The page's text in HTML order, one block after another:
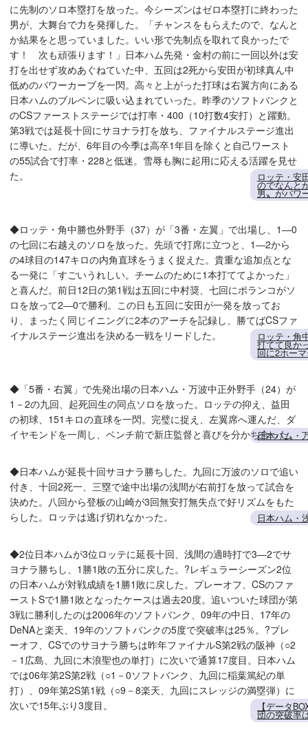
に先制のソロ本塁打を放った。今シーズンはゼロ本塁打に終わった
男が、大舞台で力を発揮した。「チャンスをもらえたので、なんと
か結果をと思っていました。いい形で先制点を取れて良かったで
す！ 次も頑張ります！」日本ハム先発・金村の前に一回以外は安
打を出せず攻めあぐねていた中、五回は2死から安田が初球真ん中
低めのパワーカーブを一閃。高々と上がった打球は右翼方向にある
日本ハムのブルペンに吸い込まれていった。昨季のソフトバンクと
のCSファーストステージでは打率・400（10打数4安打）と躍動。
第3戦では延長十回にサヨナラ打を放ち、ファイナルステージ進出
に導いた。だが、6年目の今季は高卒1年目を除くと自己ワースト
の55試合で打率・228と低迷。雪辱も胸に起用に応える活躍を見せ
た。
ロッテ・安
のでなんと
男〟がパワ
◆ロッテ・角中勝也外野手（37）が「3番・左翼」で出場し、1―0
の七回に右越えのソロを放った。先頭で打席に立つと、1―2から
の4球目の147キロの内角直球をうまく捉えた。貴重な追加点とな
る一発に「すごいうれしい。チームのために1本打ててよかった」
と喜んだ。前日12日の第1戦は五回に中村奨、七回にポランコがソ
ロを放って2―0で勝利。この日も五回に安田が一発を放ってお
り、まったく同じイニングに2本のアーチを記録し、勝てばCSファ
イナルステージ進出を決める一戦をリードした。
ロッテ・角
打てて良か
回に2ホー
◆「5番・右翼」で先発出場の日本ハム・万波中正外野手（24）が
1－2の九回、起死回生の同点ソロを放った。ロッテの抑え、益田
の初球、151キロの直球を一閃。完璧に捉え、左翼席へ運んだ、ダ
イヤモンドを一周し、ベンチ前で新庄監督と喜びを分かち合った。
日本ハム・
◆日本ハムが延長十回サヨナラ勝ちした。九回に万波のソロで追い
付き、十回2死一、三塁で途中出場の浅間が右前打を放って試合を
決めた。八回から登板の山崎が3回無安打無失点で好リズムをもた
らした。ロッテは逃げ切れなかった。
日本ハム・
◆2位日本ハムが3位ロッテに延長十回、浅間の適時打で3―2でサ
ヨナラ勝ちし、1勝1敗の五分に戻した。?レギュラーシーズン2位
の日本ハムが対戦成績を1勝1敗に戻した。プレーオフ、CSのファ
ーストSで1勝1敗となったケースは過去20度。追いついた球団が第
3戦に勝利したのは2006年のソフトバンク、09年の中日、17年の
DeNAと楽天、19年のソフトバンクの5度で突破率は25％。?プレ
ーオフ、CSでのサヨナラ勝ちは昨年ファイナルS第2戦の阪神（○2
－1広島、九回に木浪聖也の単打）に次いで通算17度目。日本ハム
では06年第2S第2戦（○1－0ソフトバンク、九回に稲葉篤紀の単
打）、09年第2S第1戦（○9－8楽天、九回にスレッジの満塁弾）に
次いで15年ぶり3度目。
【データ
団の突破率